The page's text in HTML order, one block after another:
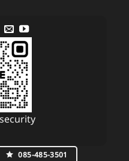
085-485-3501